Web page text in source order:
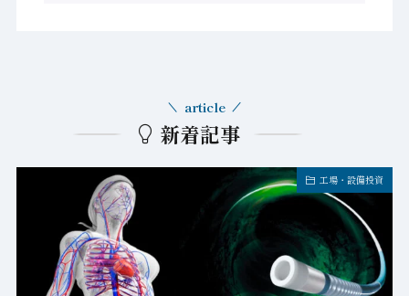
新着記事
article
工場・設備投資